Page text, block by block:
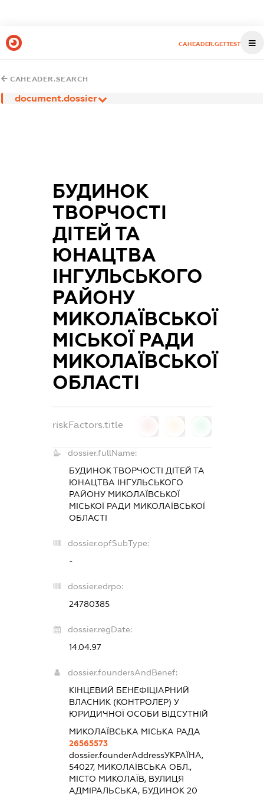
CAHEADER.GETTEST
CAHEADER.SEARCH
document.dossier
БУДИНОК
ТВОРЧОСТІ
ДІТЕЙ ТА
ЮНАЦТВА
ІНГУЛЬСЬКОГО
РАЙОНУ
МИКОЛАЇВСЬКОЇ
МІСЬКОЇ РАДИ
МИКОЛАЇВСЬКОЇ
ОБЛАСТІ
riskFactors.title
dossier.fullName:
БУДИНОК ТВОРЧОСТІ ДІТЕЙ ТА
ЮНАЦТВА ІНГУЛЬСЬКОГО
РАЙОНУ МИКОЛАЇВСЬКОЇ
МІСЬКОЇ РАДИ МИКОЛАЇВСЬКОЇ
ОБЛАСТІ
dossier.opfSubType:
-
dossier.edrpo:
24780385
dossier.regDate:
14.04.97
dossier.foundersAndBenef:
КІНЦЕВИЙ БЕНЕФІЦІАРНИЙ
ВЛАСНИК (КОНТРОЛЕР) У
ЮРИДИЧНОЇ ОСОБИ ВІДСУТНІЙ
МИКОЛАЇВСЬКА МІСЬКА РАДА
26565573
dossier.founderAddressУКРАЇНА,
54027, МИКОЛАЇВСЬКА ОБЛ.,
МІСТО МИКОЛАЇВ, ВУЛИЦЯ
АДМІРАЛЬСЬКА, БУДИНОК 20